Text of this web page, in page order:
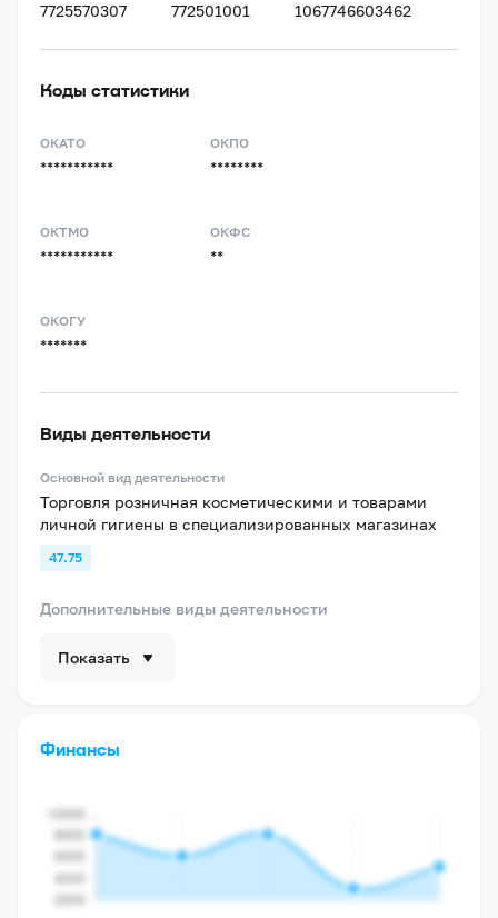
7725570307 772501001 1067746603462
Коды статистики
ОКАТО
***********
ОКПО
********
ОКТМО
***********
ОКФС
**
ОКОГУ
*******
Виды деятельности
Основной вид деятельности
Торговля розничная косметическими и товарами
личной гигиены в специализированных магазинах
47.75
Дополнительные виды деятельности
Показать
Финансы